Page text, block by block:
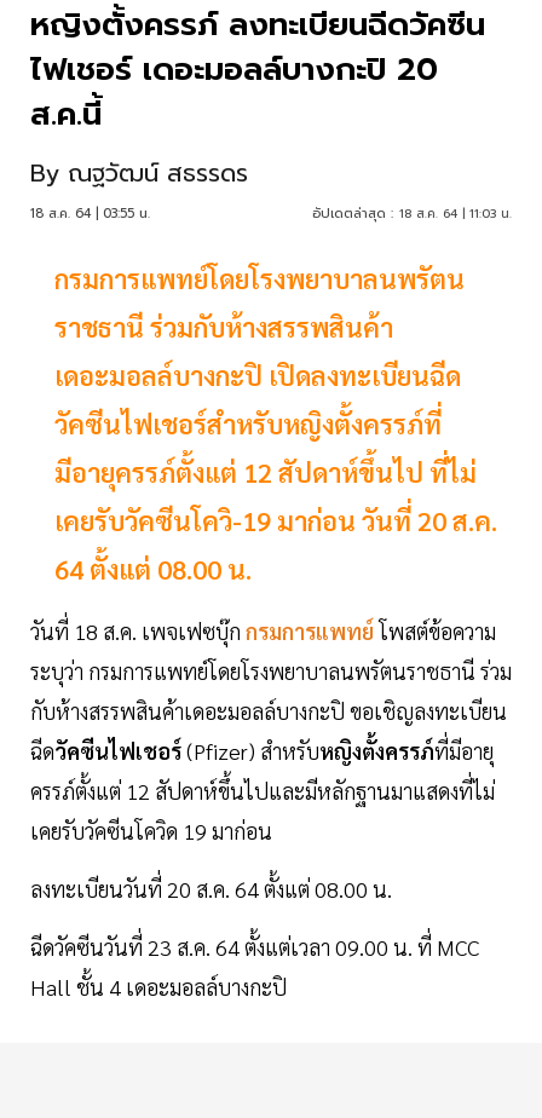
หญิงตั้งครรภ์ ลงทะเบียนฉีดวัคซีน
ไฟเชอร์ เดอะมอลล์บางกะปิ 20
ส.ค.นี้
By ณฐวัฒน์ สธรรดร
18 ส.ค. 64 | 03:55 น. อัปเดตล่าสุด : 18 ส.ค. 64 | 11:03 น.
กรมการแพทย์โดยโรงพยาบาลนพรัตน
ราชธานี ร่วมกับห้างสรรพสินค้า
เดอะมอลล์บางกะปิ เปิดลงทะเบียนฉีด
วัคซีนไฟเชอร์สำหรับหญิงตั้งครรภ์ที่
มีอายุครรภ์ตั้งแต่ 12 สัปดาห์ขึ้นไป ที่ไม่
เคยรับวัคซีนโควิ-19 มาก่อน วันที่ 20 ส.ค.
64 ตั้งแต่ 08.00 น.
วันที่ 18 ส.ค. เพจเฟซบุ๊ก กรมการแพทย์โพสต์ข้อความ
ระบุว่า กรมการแพทย์โดยโรงพยาบาลนพรัตนราชธานี ร่วม
กับห้างสรรพสินค้าเดอะมอลล์บางกะปิ ขอเชิญลงทะเบียน
ฉีดวัคซีนไฟเชอร์(Pfizer) สำหรับหญิงตั้งครรภ์ที่มีอายุ
ครรภ์ตั้งแต่ 12 สัปดาห์ขึ้นไปและมีหลักฐานมาแสดงที่ไม่
เคยรับวัคซีนโควิด 19 มาก่อน
ลงทะเบียนวันที่ 20 ส.ค. 64 ตั้งแต่ 08.00 น.
ฉีดวัคซีนวันที่ 23 ส.ค. 64 ตั้งแต่เวลา 09.00 น. ที่ MCC
Hall ชั้น 4 เดอะมอลล์บางกะปิ